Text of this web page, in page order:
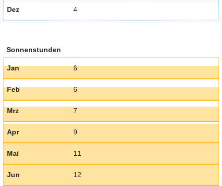
Dez 4
Sonnenstunden
Jan 6
Feb 6
Mrz 7
Apr 9
Mai 11
Jun 12